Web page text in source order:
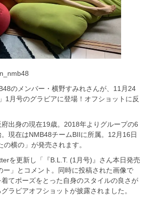
のメンバー・横野すみれさんが、11月24
1月号のグラビアに登場！オフショットに反
出身の現在19歳。2018年よりグループの6
現在はNMB48チームBIIに所属。12月16日
横の」が発売されます。
を更新し「『B.L.T. (1月号)』さん本日発売
ー」とコメント。同時に投稿された画像で
てポーズをとった自身のスタイルの良さが
ラビアオフショットが披露されました。